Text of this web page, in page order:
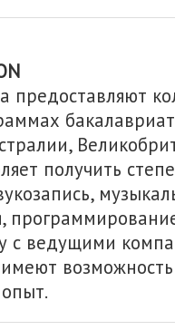
предоставляют
получить
с ведущими